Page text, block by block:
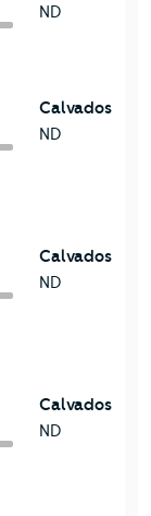
ND
Calvados
ND
Calvados
ND
Calvados
ND